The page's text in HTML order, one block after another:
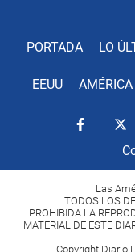
PORTADA LO
EEUU
Las
TODOS LOS
PROHIBIDA LA
MATERIAL DE ESTE
Copyright Diario